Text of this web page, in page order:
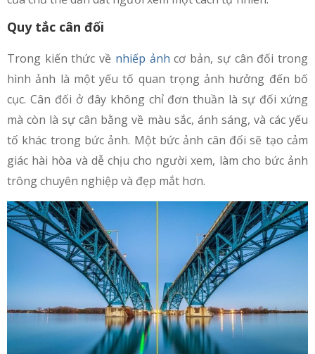
Quy tắc cân đối
Trong kiến thức về nhiếp ảnh cơ bản, sự cân đối trong
hình ảnh là một yếu tố quan trọng ảnh hưởng đến bố
cục. Cân đối ở đây không chỉ đơn thuần là sự đối xứng
mà còn là sự cân bằng về màu sắc, ánh sáng, và các yếu
tố khác trong bức ảnh. Một bức ảnh cân đối sẽ tạo cảm
giác hài hòa và dễ chịu cho người xem, làm cho bức ảnh
trông chuyên nghiệp và đẹp mắt hơn.